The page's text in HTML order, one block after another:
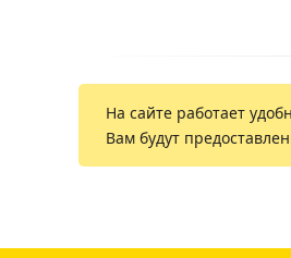
На сайте работает
Вам будут